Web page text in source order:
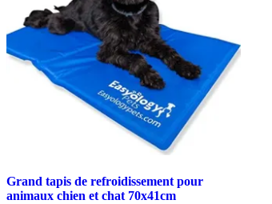
Grand tapis de refroidissement pour
animaux chien et chat 70x41cm